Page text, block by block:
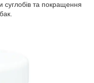
суглобів та покращення